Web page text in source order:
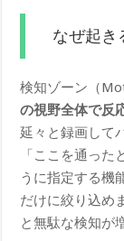
なぜ起き
検知ゾーン（
の視野全体で反
延々と録画して
「ここを通っ
うに指定する機
だけに絞り込め
と無駄な検知が